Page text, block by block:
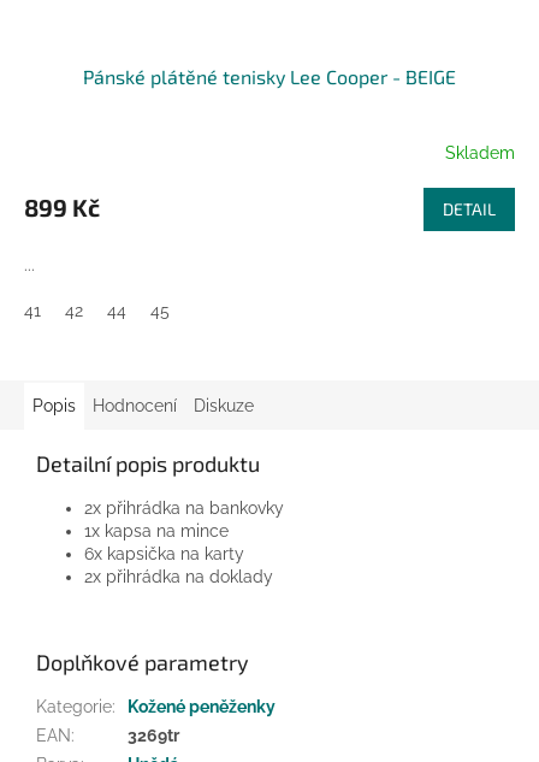
Pánské plátěné tenisky Lee Cooper - BEIGE
Skladem
899 Kč DETAIL
...
41 42 44 45
Popis Hodnocení Diskuze
Detailní popis produktu
2x přihrádka na bankovky
1x kapsa na mince
6x kapsička na karty
2x přihrádka na doklady
Doplňkové parametry
Kategorie:
Kožené peněženky
EAN:
3269tr